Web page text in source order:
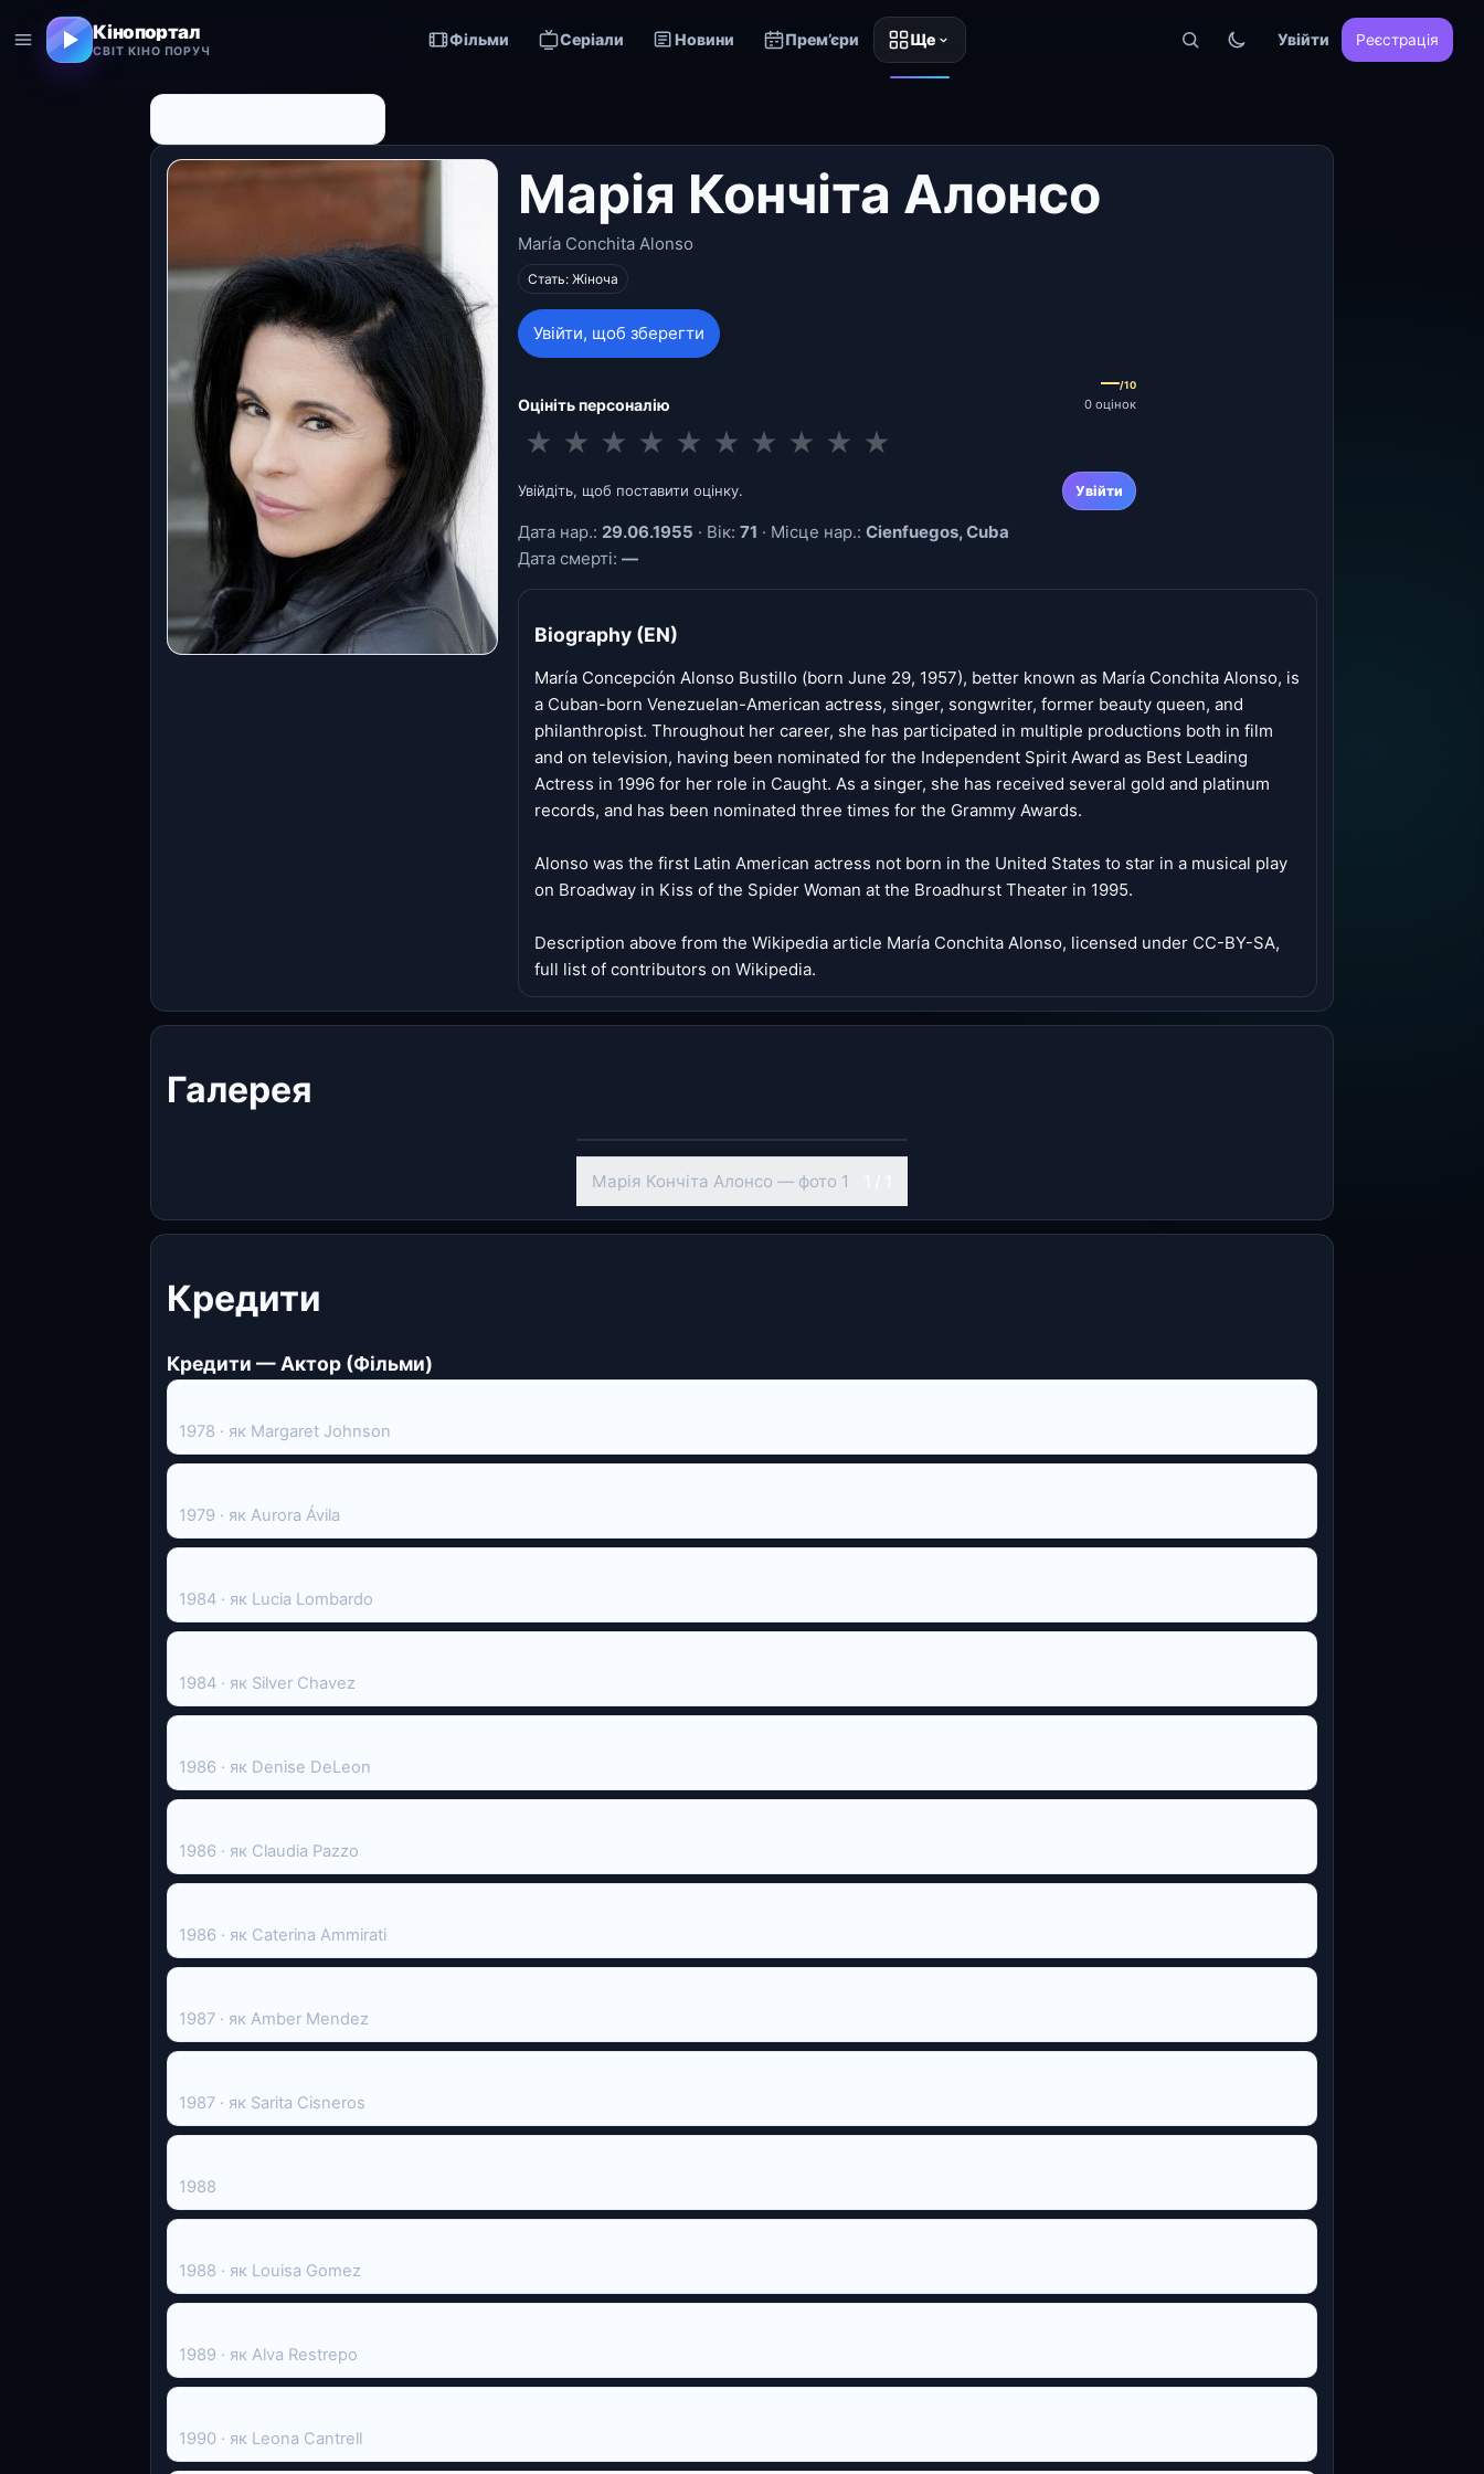
Кінопортал
СВІТ КІНО ПОРУЧ
Фільми Серіали Новини Прем’єри Ще Увійти Реєстрація
Марія Кончіта Алонсо
María Conchita Alonso
Стать: Жіноча
Увійти, щоб зберегти
Оцініть персоналію
—/10
0 оцінок
★ ★ ★ ★ ★ ★ ★ ★ ★ ★
Увійдіть, щоб поставити оцінку. Увійти
Дата нар.: 29.06.1955 · Вік: 71 · Місце нар.: Cienfuegos, Cuba
Дата смерті: —
Biography (EN)
María Concepción Alonso Bustillo (born June 29, 1957), better known as María Conchita Alonso, is
a Cuban-born Venezuelan-American actress, singer, songwriter, former beauty queen, and
philanthropist. Throughout her career, she has participated in multiple productions both in film
and on television, having been nominated for the Independent Spirit Award as Best Leading
Actress in 1996 for her role in Caught. As a singer, she has received several gold and platinum
records, and has been nominated three times for the Grammy Awards.
Alonso was the first Latin American actress not born in the United States to star in a musical play
on Broadway in Kiss of the Spider Woman at the Broadhurst Theater in 1995.
Description above from the Wikipedia article María Conchita Alonso, licensed under CC-BY-SA,
full list of contributors on Wikipedia.
Галерея
Марія Кончіта Алонсо — фото 1
Кредити
Кредити — Актор (Фільми)
1978 · як Margaret Johnson
1979 · як Aurora Ávila
1984 · як Lucia Lombardo
1984 · як Silver Chavez
1986 · як Denise DeLeon
1986 · як Claudia Pazzo
1986 · як Caterina Ammirati
1987 · як Amber Mendez
1987 · як Sarita Cisneros
1988
1988 · як Louisa Gomez
1989 · як Alva Restrepo
1990 · як Leona Cantrell